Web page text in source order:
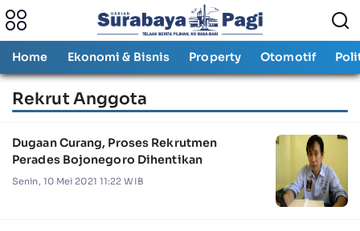
Home Ekonomi & Bisnis Property Otomotif
Rekrut Anggota
Dugaan Curang, Proses Rekrutmen
Perades Bojonegoro Dihentikan
Senin, 10 Mei 2021 11:22 WIB